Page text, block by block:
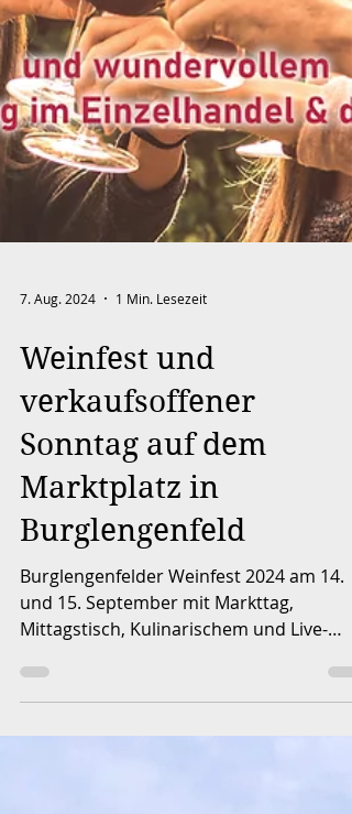
7. Aug. 2024 1 Min. Lesezeit
Weinfest und
verkaufsoffener
Sonntag auf dem
Marktplatz in
Burglengenfeld
Burglengenfelder Weinfest 2024 am 14.
Mittagstisch, Kulinarischem und Live-
Musik. Eine Aktion des WIFO